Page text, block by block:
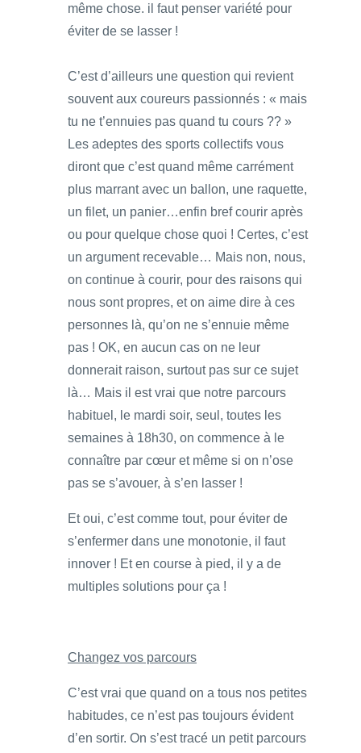
même chose. il faut penser variété pour
éviter de se lasser !
C’est d’ailleurs une question qui revient
souvent aux coureurs passionnés : « mais
tu ne t’ennuies pas quand tu cours ?? »
Les adeptes des sports collectifs vous
diront que c’est quand même carrément
plus marrant avec un ballon, une raquette,
un filet, un panier…enfin bref courir après
ou pour quelque chose quoi ! Certes, c’est
un argument recevable… Mais non, nous,
on continue à courir, pour des raisons qui
nous sont propres, et on aime dire à ces
personnes là, qu’on ne s’ennuie même
pas ! OK, en aucun cas on ne leur
donnerait raison, surtout pas sur ce sujet
là… Mais il est vrai que notre parcours
habituel, le mardi soir, seul, toutes les
semaines à 18h30, on commence à le
connaître par cœur et même si on n’ose
pas se s’avouer, à s’en lasser !
Et oui, c’est comme tout, pour éviter de
s’enfermer dans une monotonie, il faut
innover ! Et en course à pied, il y a de
multiples solutions pour ça !
Changez vos parcours
C’est vrai que quand on a tous nos petites
habitudes, ce n’est pas toujours évident
d’en sortir. On s’est tracé un petit parcours